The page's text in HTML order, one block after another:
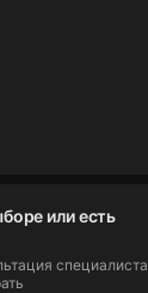
или есть
специалиста